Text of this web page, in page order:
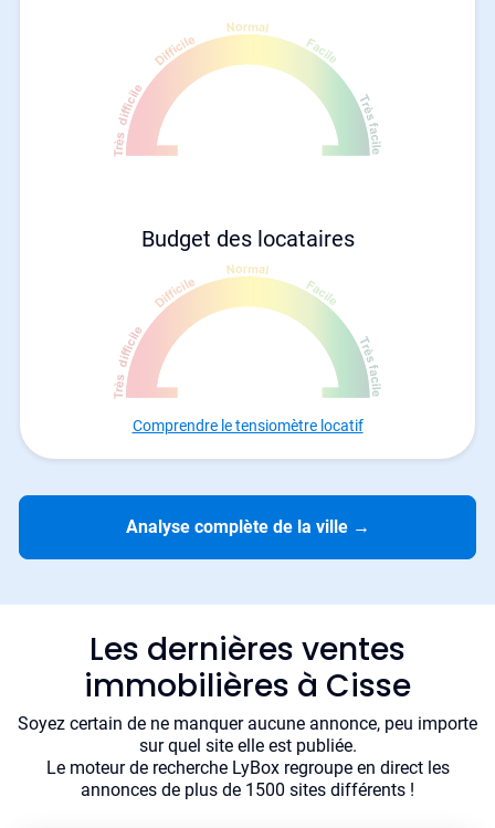
Budget des locataires
Comprendre le tensiomètre locatif
Analyse complète de la ville →
Les dernières ventes
immobilières à Cisse
Soyez certain de ne manquer aucune annonce, peu importe
sur quel site elle est publiée.
Le moteur de recherche LyBox regroupe en direct les
annonces de plus de 1500 sites différents !